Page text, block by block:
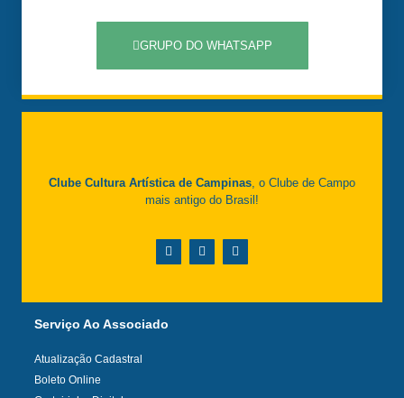
GRUPO DO WHATSAPP
Clube Cultura Artística de Campinas, o Clube de Campo
mais antigo do Brasil!
Serviço Ao Associado
Atualização Cadastral
Boleto Online